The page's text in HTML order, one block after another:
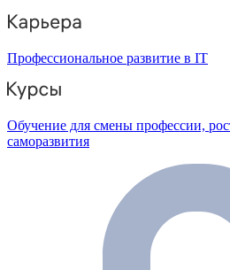
Профессиональное развитие в IT
Обучение для смены профессии,
саморазвития